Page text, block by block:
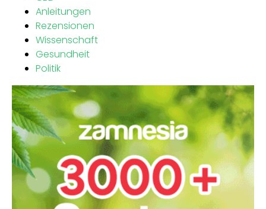
Anleitungen
Rezensionen
Wissenschaft
Gesundheit
Politik